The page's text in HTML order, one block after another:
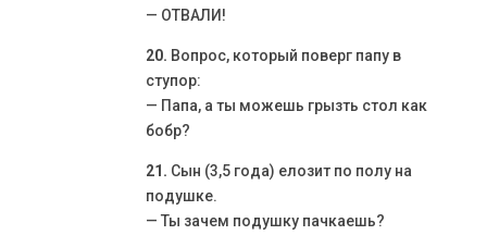
— ОТВАЛИ!
20. Вопрос, который поверг папу в
ступор:
— Папа, а ты можешь грызть стол как
бобр?
21. Сын (3,5 года) елозит по полу на
подушке.
— Ты зачем подушку пачкаешь?